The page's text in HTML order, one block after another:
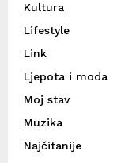
Kultura
Lifestyle
Link
Ljepota i moda
Moj stav
Muzika
Najčitanije